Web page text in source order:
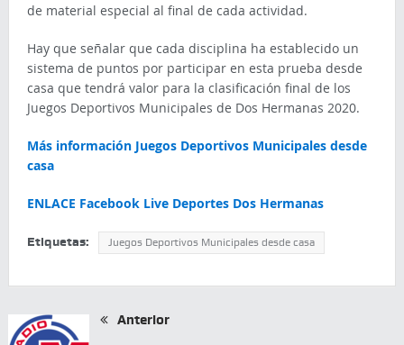
de material especial al final de cada actividad.
Hay que señalar que cada disciplina ha establecido un
sistema de puntos por participar en esta prueba desde
casa que tendrá valor para la clasificación final de los
Juegos Deportivos Municipales de Dos Hermanas 2020.
Más información Juegos Deportivos Municipales desde
casa
ENLACE Facebook Live Deportes Dos Hermanas
Etiquetas: Juegos Deportivos Municipales desde casa
Anterior